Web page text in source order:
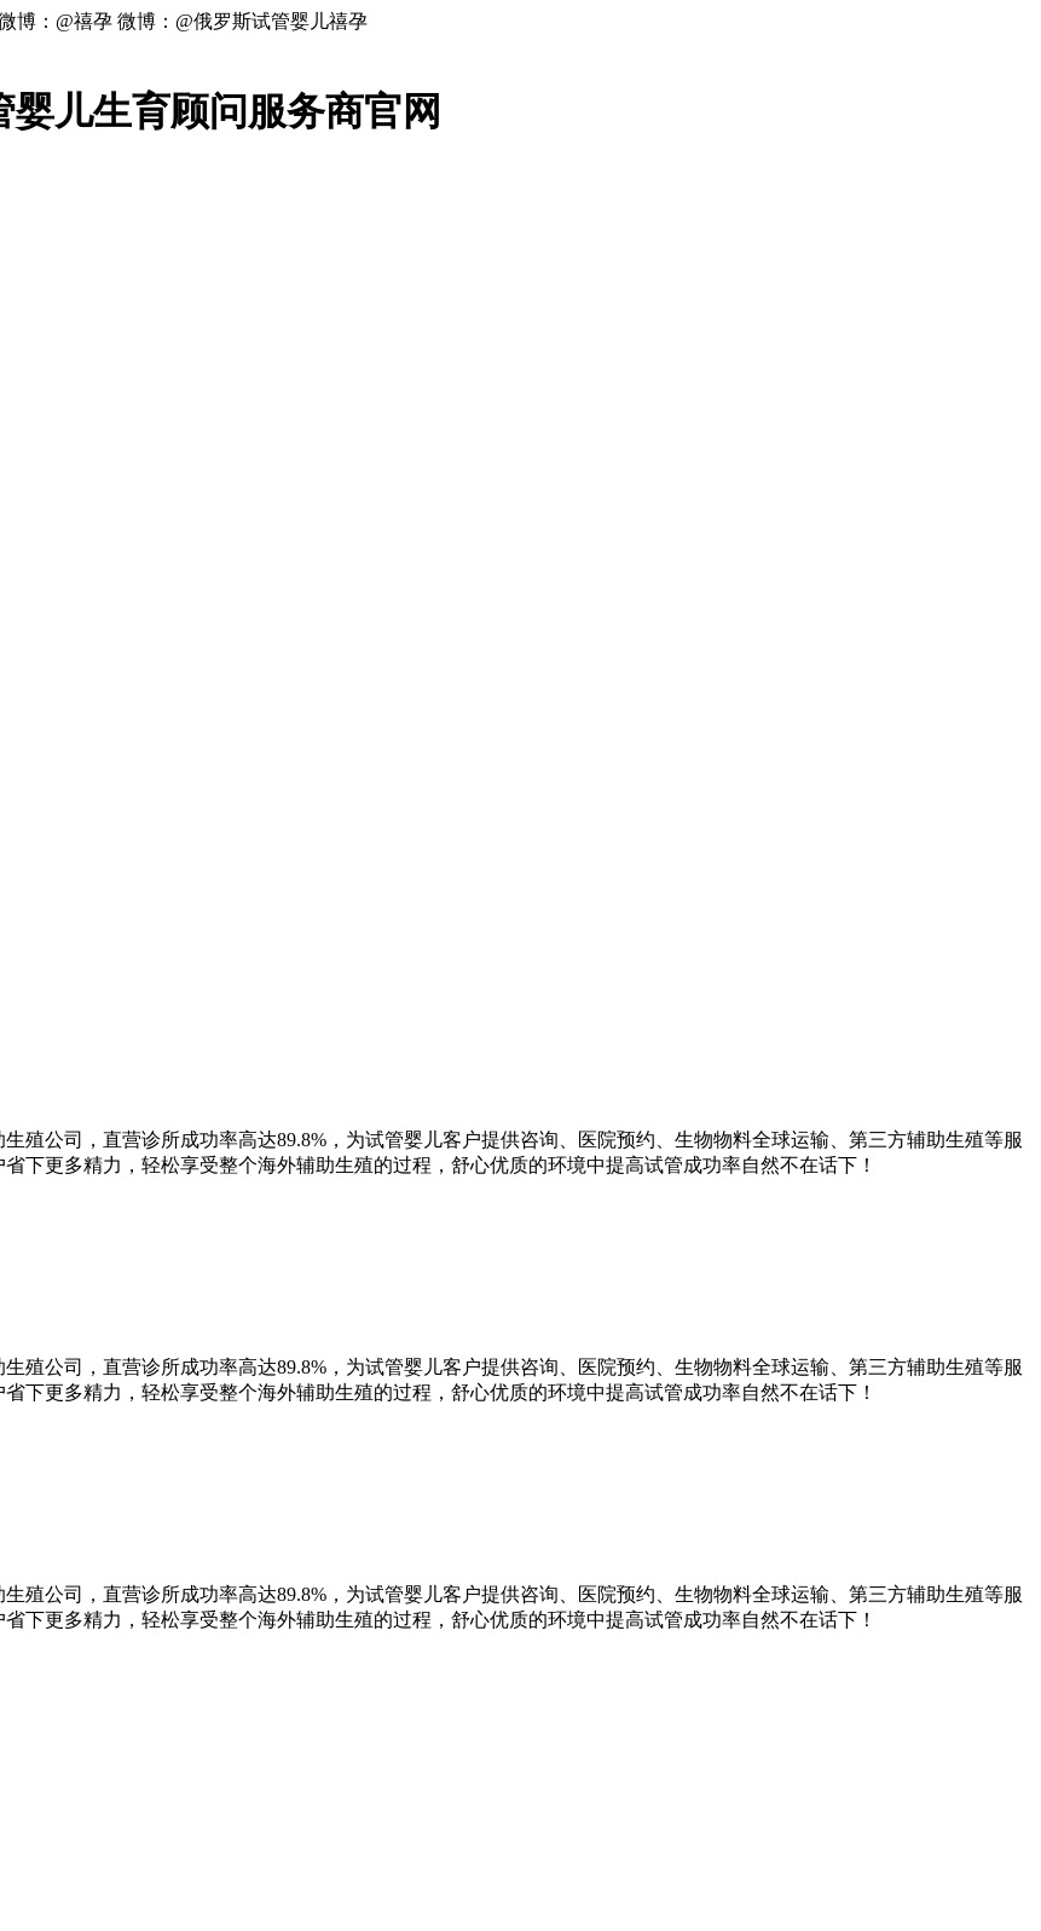
博：@禧孕 微博：@俄罗斯试管婴儿禧孕
儿生育顾问服务商官网
殖公司，直营诊所成功率高达89.8%，为试管婴儿客户提供咨询、医院预约、生物物料全球运输、第三方辅助生殖等服
下更多精力，轻松享受整个海外辅助生殖的过程，舒心优质的环境中提高试管成功率自然不在话下！
殖公司，直营诊所成功率高达89.8%，为试管婴儿客户提供咨询、医院预约、生物物料全球运输、第三方辅助生殖等服
下更多精力，轻松享受整个海外辅助生殖的过程，舒心优质的环境中提高试管成功率自然不在话下！
殖公司，直营诊所成功率高达89.8%，为试管婴儿客户提供咨询、医院预约、生物物料全球运输、第三方辅助生殖等服
下更多精力，轻松享受整个海外辅助生殖的过程，舒心优质的环境中提高试管成功率自然不在话下！